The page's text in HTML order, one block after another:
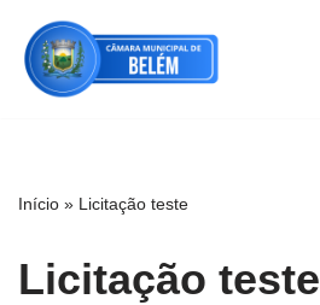
Pular
para
Início » Licitação teste
Licitação teste